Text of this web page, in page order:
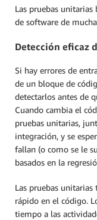
Las pruebas
de software de
Detección eficaz
Si hay errores de
de un bloque de
detectarlos antes de
Cuando cambia el
pruebas unitarias,
integración, y se
fallan (o como se le
basados en la
Las pruebas
rápido en el código.
tiempo a las